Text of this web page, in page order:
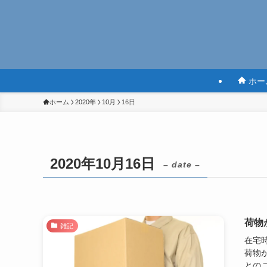
ホー
ホーム 2020年 10月 16日
2020年10月16日 – date –
雑記 荷物
在宅
荷物